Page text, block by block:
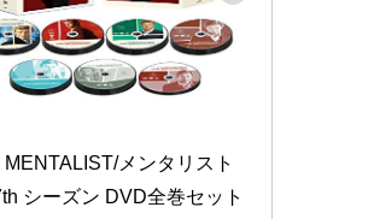
メンタリスト
シーズン DVD全巻セット